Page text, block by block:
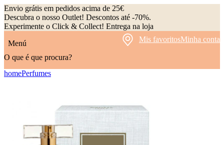
Envio grátis em pedidos acima de 25€
Descubra o nosso Outlet! Descontos até -70%.
Experimente o Click & Collect! Entrega na loja
Menú
Mis favoritosMinha conta
O que é que procura?
homePerfumes